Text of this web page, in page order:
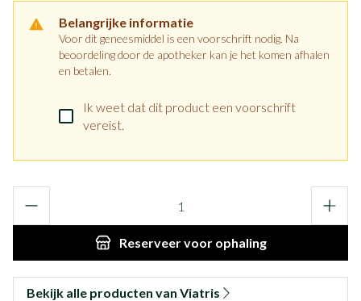
Belangrijke informatie
Voor dit geneesmiddel is een voorschrift nodig. Na
beoordeling door de apotheker kan je het komen afhalen
en betalen.
Ik weet dat dit product een voorschrift
vereist.
Reserveervoor ophaling
Bekijk alle producten van Viatris